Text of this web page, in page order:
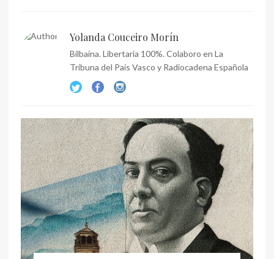
Yolanda Couceiro Morín
Bilbaína. Libertaria 100%. Colaboro en La
Tribuna del País Vasco y Radiocadena Española